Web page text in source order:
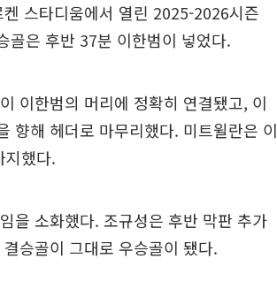
스타디움에서 열린 2025-2026시즌
골은 후반 37분 이한범이 넣었다.
이한범의 머리에 정확히 연결됐고, 이
향해 헤더로 마무리했다. 미트윌란은 이
지했다.
을 소화했다. 조규성은 후반 막판 추가
승골이 그대로 우승골이 됐다.